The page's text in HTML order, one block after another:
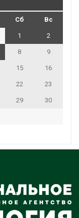
Сб Вс
1 2
8 9
15 16
22 23
29 30